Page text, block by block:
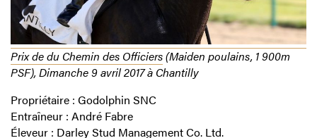
Prix de du Chemin des Officiers(Maiden poulains, 1 900m
PSF), Dimanche 9 avril 2017 à Chantilly
Propriétaire : Godolphin SNC
Entraîneur : André Fabre
Éleveur : Darley Stud Management Co. Ltd.